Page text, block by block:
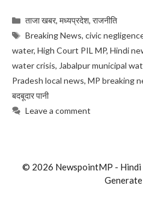
Categories
ताजा खबर,मध्यप्रदेश,राजनीति
Tags
Breaking News,civic
water, High Court PIL MP, Hindi
water crisis, Jabalpur municipal
Pradesh local news, MP breaking
बदबूदार पानी
Leave a comment
© 2026 NewspointMP - Hindi